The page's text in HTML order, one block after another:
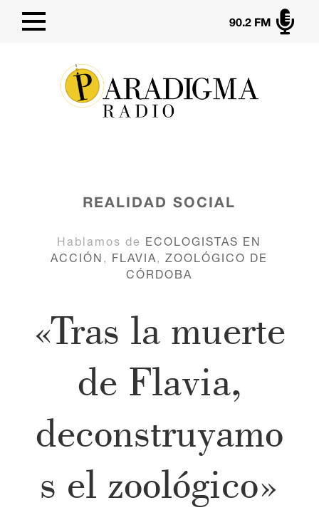

90.2 FM
REALIDAD SOCIAL
Hablamos de ECOLOGISTAS EN
ACCIÓN , FLAVIA,ZOOLÓGICO DE
CÓRDOBA
«Tras la muerte
de Flavia,
deconstruyamo
s el zoológico»